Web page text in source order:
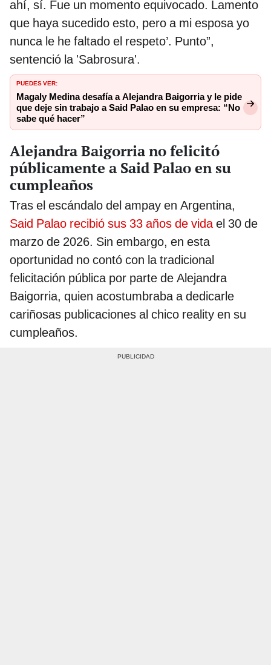
ahí, sí. Fue un momento equivocado. Lamento
que haya sucedido esto, pero a mi esposa yo
nunca le he faltado el respeto’. Punto”,
sentenció la 'Sabrosura'.
PUEDES VER:
Magaly Medina desafía a Alejandra Baigorria y le pide
que deje sin trabajo a Said Palao en su empresa: “No
sabe qué hacer”
Alejandra Baigorria no felicitó
públicamente a Said Palao en su
cumpleaños
Tras el escándalo del ampay en Argentina,
Said Palao recibió sus 33 años de vidael 30 de
marzo de 2026. Sin embargo, en esta
oportunidad no contó con la tradicional
felicitación pública por parte de Alejandra
Baigorria, quien acostumbraba a dedicarle
cariñosas publicaciones al chico reality en su
cumpleaños.